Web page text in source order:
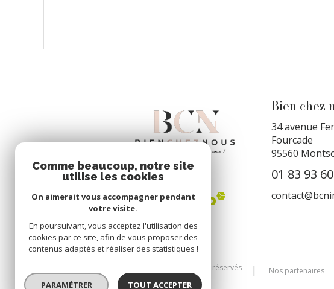
Bien chez
34 avenue
Fourcade
95560
01 83 93
© 2026 | Tous droits réservés Nos partenaires
Comme beaucoup, notre site
utilise les cookies
On aimerait vous accompagner pendant
votre visite.
En poursuivant, vous acceptez l'utilisation des
cookies par ce site, afin de vous proposer des
contenus adaptés et réaliser des statistiques !
PARAMÉTRER TOUT ACCEPTER